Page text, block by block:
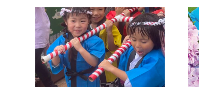
【広報誌】ワイヤーさが
2026年7月号に掲載しまし
た